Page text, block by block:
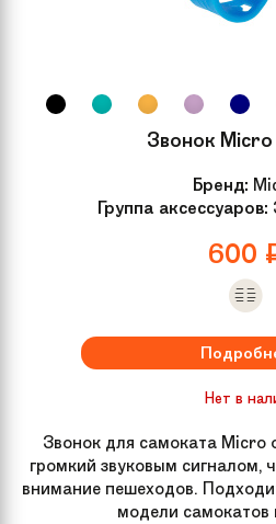
Звонок
Бренд:
Группа аксессуаров:
600
Нет в
Звонок для самоката Micro
громкий звуковым сигналом,
внимание пешеходов.
модели самокатов